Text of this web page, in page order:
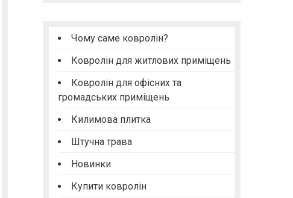
Чому саме ковролін?
Ковролін для житлових приміщень
Ковролін для офісних та
громадських приміщень
Килимова плитка
Штучна трава
Новинки
Купити ковролін